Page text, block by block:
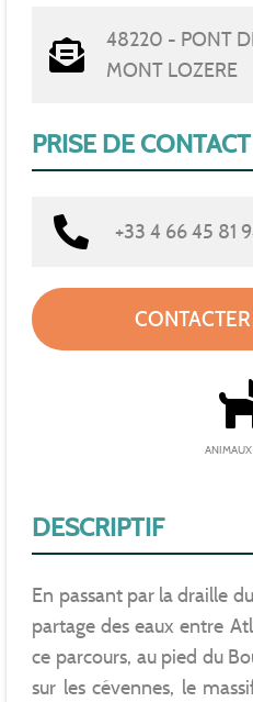
DESCRIPTIF
En passant par la draille
partage des eaux entre
ce parcours, au pied du
sur les cévennes, le
48220 - PONT
MONT LOZERE
PRISE DE CONTACT
+33 4 66 45 81